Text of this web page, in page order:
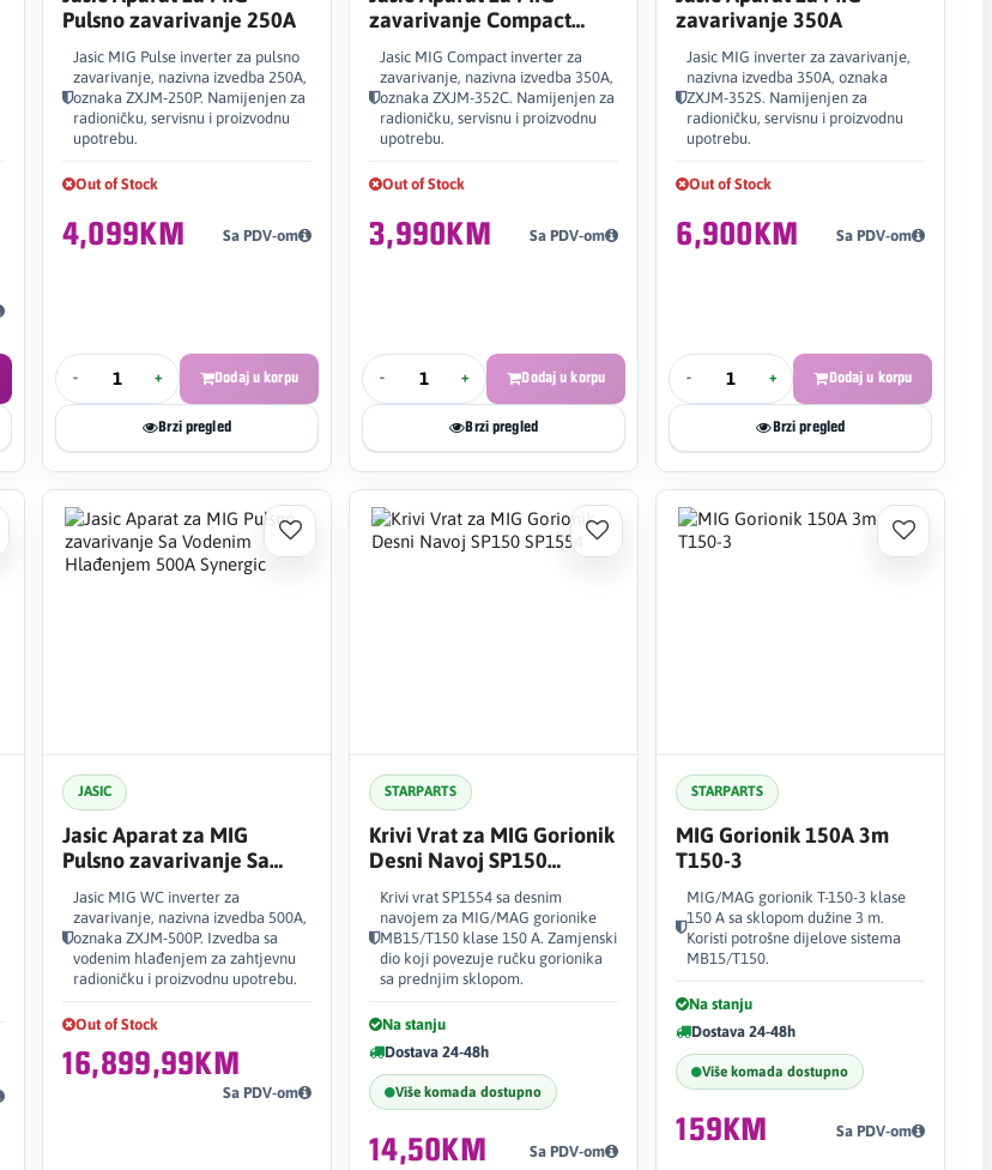
Pulsno zavarivanje 250A
Jasic MIG Pulse inverter za pulsno
zavarivanje, nazivna izvedba 250A,
oznaka ZXJM-250P. Namijenjen za
radioničku, servisnu i proizvodnu
upotrebu.
Out of Stock
4,099KM Sa PDV-om
- + Dodaj u korpu
Brzi pregled
zavarivanje Compact
Jasic MIG Compact inverter za
zavarivanje, nazivna izvedba 350A,
oznaka ZXJM-352C. Namijenjen za
radioničku, servisnu i proizvodnu
upotrebu.
Out of Stock
3,990KM Sa PDV-om
- + Dodaj u korpu
Brzi pregled
zavarivanje 350A
Jasic MIG inverter za zavarivanje,
nazivna izvedba 350A, oznaka
ZXJM-352S. Namijenjen za
radioničku, servisnu i proizvodnu
upotrebu.
Out of Stock
6,900KM Sa PDV-om
- + Dodaj u korpu
Brzi pregled
JASIC
Jasic Aparat za MIG
Pulsno zavarivanje Sa
Vodenim Hlađenjem 500A
Synergic
Jasic MIG WC inverter za
zavarivanje, nazivna izvedba 500A,
oznaka ZXJM-500P. Izvedba sa
vodenim hlađenjem za zahtjevnu
radioničku i proizvodnu upotrebu.
Out of Stock
16,899,99KM
Sa PDV-om
STARPARTS
Krivi Vrat za MIG Gorionik
Desni Navoj SP150
Krivi vrat SP1554 sa desnim
navojem za MIG/MAG gorionike
MB15/T150 klase 150 A. Zamjenski
dio koji povezuje ručku gorionika
sa prednjim sklopom.
Na stanju
Dostava 24-48h
Više komada dostupno
14,50KM Sa PDV-om
STARPARTS
MIG Gorionik 150A 3m
T150-3
MIG/MAG gorionik T-150-3 klase
150 A sa sklopom dužine 3 m.
Koristi potrošne dijelove sistema
MB15/T150.
Na stanju
Dostava 24-48h
Više komada dostupno
159KM Sa PDV-om